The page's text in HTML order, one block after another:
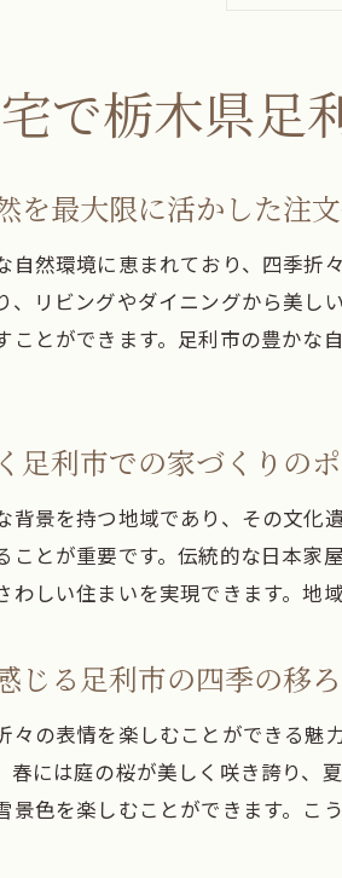
宇都
宇都
で栃木県足
を最大限に活かした注
自然環境に恵まれており、四季折
、リビングやダイニングから美し
ことができます。足利市の豊かな
足利市での家づくりの
背景を持つ地域であり、その文化
ことが重要です。伝統的な日本家
わしい住まいを実現できます。地
じる足利市の四季の移
々の表情を楽しむことができる魅
春には庭の桜が美しく咲き誇り、
景色を楽しむことができます。